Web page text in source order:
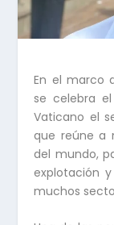
En el marco
se celebra
Vaticano el
que reúne a
del mundo,
explotación
muchos